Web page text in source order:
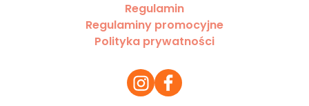
Regulamin
Regulaminy promocyjne
Polityka prywatności